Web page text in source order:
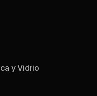
y Vidrio